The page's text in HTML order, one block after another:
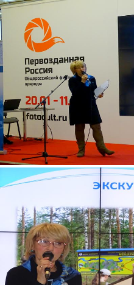
3.jpg